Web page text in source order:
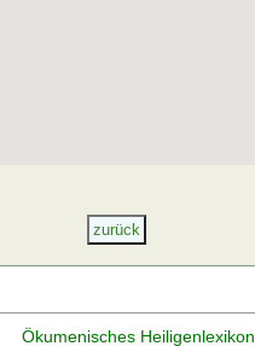
Ökumenisches Heiligenlexikon